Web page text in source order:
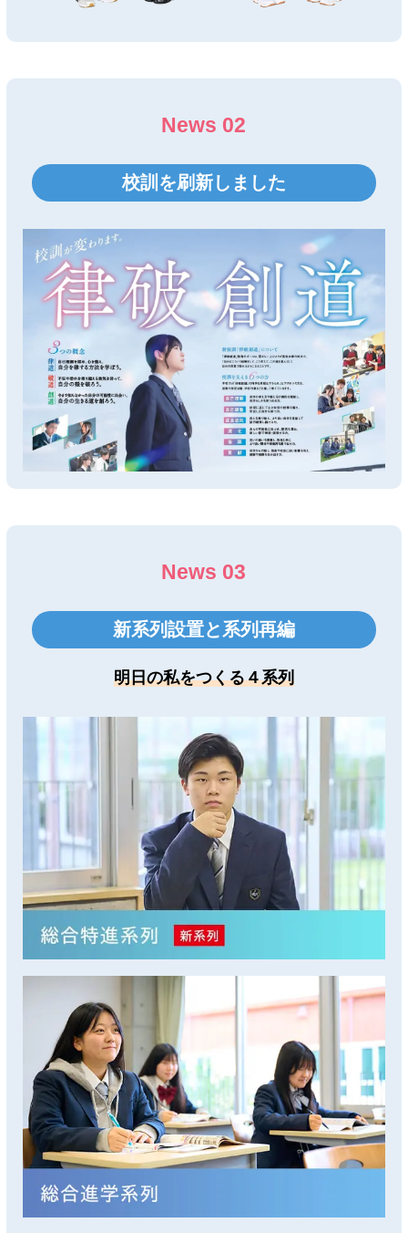
News 02
校訓を刷新しました
News 03
新系列設置と系列再編
明日の私をつくる４系列